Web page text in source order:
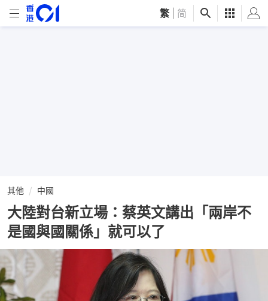
繁 简
其他 中國
大陸對台新立場：蔡英文講出「兩岸不
是國與國關係」就可以了